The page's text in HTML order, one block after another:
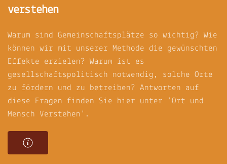
verstehen
Warum sind Gemeinschaftsplätze so wichtig? Wie
können wir mit unserer Methode die gewünschten
Effekte erzielen? Warum ist es
gesellschaftspolitisch notwendig, solche Orte
zu fördern und zu betreiben? Antworten auf
diese Fragen finden Sie hier unter 'Ort und
Mensch Verstehen'.